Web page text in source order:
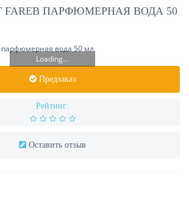
FAREB ПАРФЮМЕРНАЯ ВОДА 50
Loading...
Предзаказ
Рейтинг:
Оставить отзыв